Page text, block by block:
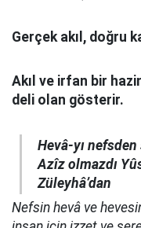
Gerçek akıl, doğru
Akıl ve irfan bir
deli olan gösterir.
Hevâ-yı
Azîz olmazdı
Züleyhâ’dan
Nefsin hevâ ve